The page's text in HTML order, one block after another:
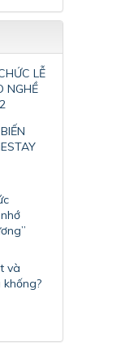
LỄ
NGHỀ
và